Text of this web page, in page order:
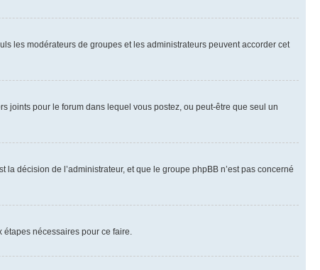
les modérateurs de groupes et les administrateurs peuvent accorder cet
joints pour le forum dans lequel vous postez, ou peut-être que seul un
décision de l’administrateur, et que le groupe phpBB n’est pas concerné
étapes nécessaires pour ce faire.